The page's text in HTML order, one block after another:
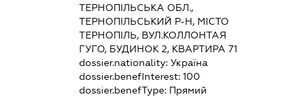
ТЕРНОПІЛЬСЬКА ОБЛ.,
ТЕРНОПІЛЬСЬКИЙ Р-Н, МІСТО
ТЕРНОПІЛЬ, ВУЛ.КОЛЛОНТАЯ
ГУГО, БУДИНОК 2, КВАРТИРА 71
dossier.nationality: Україна
dossier.benefInterest: 100
dossier.benefType: Прямий